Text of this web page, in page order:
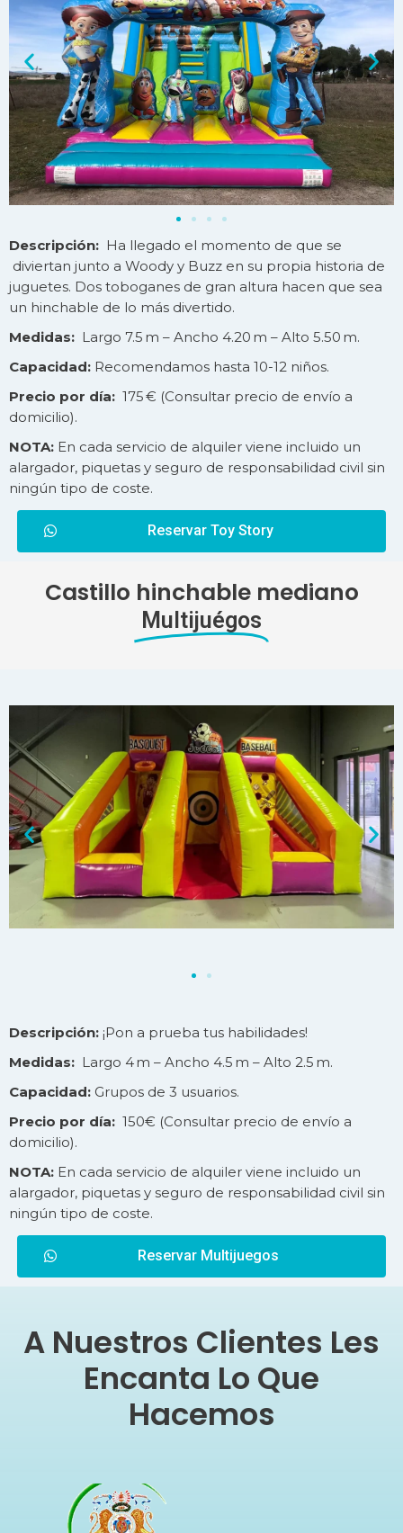
Descripción: Ha llegado el momento de que se
diviertan junto a Woody y Buzz en su propia historia de
juguetes. Dos toboganes de gran altura hacen que sea
un hinchable de lo más divertido.
Medidas: Largo 7.5 m – Ancho 4.20 m – Alto 5.50 m.
Capacidad: Recomendamos hasta 10-12 niños.
Precio por día: 175 € (Consultar precio de envío a
domicilio).
NOTA: En cada servicio de alquiler viene incluido un
alargador, piquetas y seguro de responsabilidad civil sin
ningún tipo de coste.
Reservar Toy Story
Castillo hinchable mediano
Multijuégos
Descripción: ¡Pon a prueba tus habilidades!
Medidas: Largo 4 m – Ancho 4.5 m – Alto 2.5 m.
Capacidad: Grupos de 3 usuarios.
Precio por día: 150€ (Consultar precio de envío a
domicilio).
NOTA: En cada servicio de alquiler viene incluido un
alargador, piquetas y seguro de responsabilidad civil sin
ningún tipo de coste.
Reservar Multijuegos
A Nuestros Clientes Les
Encanta Lo Que
Hacemos